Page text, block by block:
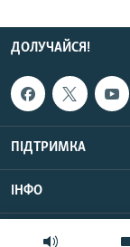
ДОЛУЧАЙСЯ!
ПІДТРИМКА
ІНФО